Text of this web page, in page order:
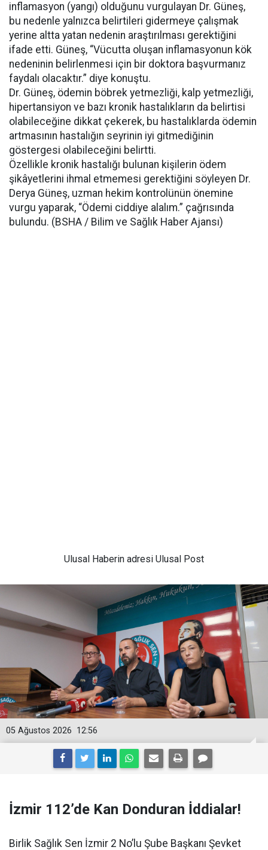
inflamasyon (yangı) olduğunu vurgulayan Dr. Güneş,
bu nedenle yalnızca belirtileri gidermeye çalışmak
yerine altta yatan nedenin araştırılması gerektiğini
ifade etti. Güneş, “Vücutta oluşan inflamasyonun kök
nedeninin belirlenmesi için bir doktora başvurmanız
faydalı olacaktır.” diye konuştu.
Dr. Güneş, ödemin böbrek yetmezliği, kalp yetmezliği,
hipertansiyon ve bazı kronik hastalıkların da belirtisi
olabileceğine dikkat çekerek, bu hastalıklarda ödemin
artmasının hastalığın seyrinin iyi gitmediğinin
göstergesi olabileceğini belirtti.
Özellikle kronik hastalığı bulunan kişilerin ödem
şikâyetlerini ihmal etmemesi gerektiğini söyleyen Dr.
Derya Güneş, uzman hekim kontrolünün önemine
vurgu yaparak, “Ödemi ciddiye alalım.” çağrısında
bulundu. (BSHA / Bilim ve Sağlık Haber Ajansı)
Ulusal Haberin adresi Ulusal Post
12:56
05 Ağustos 2026
İzmir 112’de Kan Donduran İddialar!
Birlik Sağlık Sen İzmir 2 No’lu Şube Başkanı Şevket